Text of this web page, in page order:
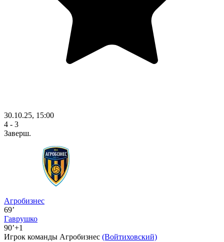
30.10.25, 15:00
4 - 3
Заверш.
Агробизнес
69’
Гаврушко
90’+1
Игрок команды Агробизнес (Войтиховский)